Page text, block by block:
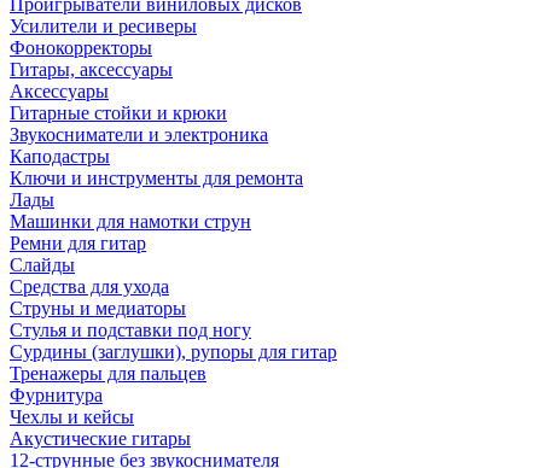
Проигрыватели виниловых дисков
Усилители и ресиверы
Фонокорректоры
Гитары, аксессуары
Аксессуары
Гитарные стойки и крюки
Звукосниматели и электроника
Каподастры
Ключи и инструменты для ремонта
Лады
Машинки для намотки струн
Ремни для гитар
Слайды
Средства для ухода
Струны и медиаторы
Стулья и подставки под ногу
Сурдины (заглушки), рупоры для гитар
Тренажеры для пальцев
Фурнитура
Чехлы и кейсы
Акустические гитары
12-струнные без звукоснимателя